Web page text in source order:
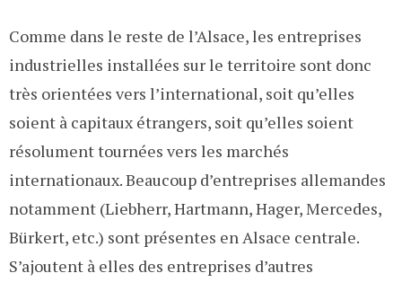
Comme dans le reste de l’Alsace, les entreprises
industrielles installées sur le territoire sont donc
très orientées vers l’international, soit qu’elles
soient à capitaux étrangers, soit qu’elles soient
résolument tournées vers les marchés
internationaux. Beaucoup d’entreprises allemandes
notamment (Liebherr, Hartmann, Hager, Mercedes,
Bürkert, etc.) sont présentes en Alsace centrale.
S’ajoutent à elles des entreprises d’autres